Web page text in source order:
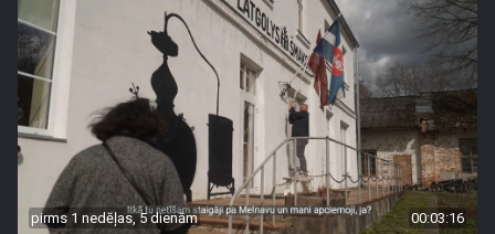
pirms 1 nedēļas, 5 dienām 00:03:16